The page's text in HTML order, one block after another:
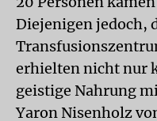
Diejenigen jedoch,
erhielten nicht nur
geistige Nahrung
Yaron Nisenholz